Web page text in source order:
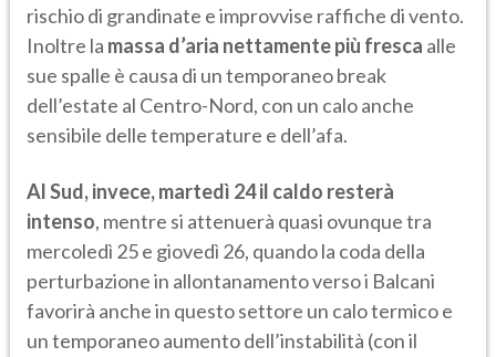
rischio di grandinate e improvvise raffiche di vento.
Inoltre la massa d’aria nettamente più fresca alle
sue spalle è causa di un temporaneo break
dell’estate al Centro-Nord, con un calo anche
sensibile delle temperature e dell’afa.
Al Sud, invece, martedì 24 il caldo resterà
intenso, mentre si attenuerà quasi ovunque tra
mercoledì 25 e giovedì 26, quando la coda della
perturbazione in allontanamento verso i Balcani
favorirà anche in questo settore un calo termico e
un temporaneo aumento dell’instabilità (con il